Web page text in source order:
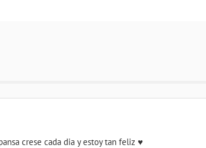
crese cada dia y estoy tan feliz ♥